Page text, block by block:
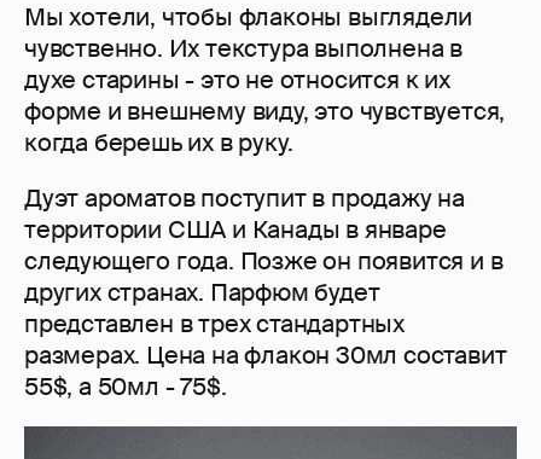
Мы хотели, чтобы флаконы выглядели
чувственно. Их текстура выполнена в
духе старины - это не относится к их
форме и внешнему виду, это чувствуется,
когда берешь их в руку.
Дуэт ароматов поступит в продажу на
территории США и Канады в январе
следующего года. Позже он появится и в
других странах. Парфюм будет
представлен в трех стандартных
размерах. Цена на флакон 30мл составит
55$, а 50мл - 75$.